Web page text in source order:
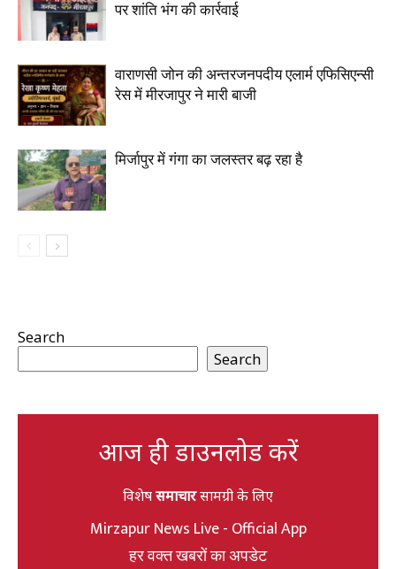
पर शांति भंग की कार्रवाई
वाराणसी जोन की अन्तरजनपदीय एलार्म एफिसिएन्सी
रेस में मीरजापुर ने मारी बाजी
मिर्जापुर में गंगा का जलस्तर बढ़ रहा है
Search
Search
आज ही डाउनलोड करें
विशेषसमाचारसामग्री के लिए
Mirzapur News Live - Official App
हर वक्त खबरों का अपडेट